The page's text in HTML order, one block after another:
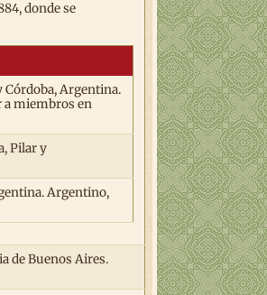
donde se
Córdoba, Argentina.
a miembros en
Pilar y
Argentino,
de Buenos Aires.